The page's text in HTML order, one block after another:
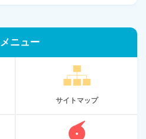
メニュー
サイトマップ